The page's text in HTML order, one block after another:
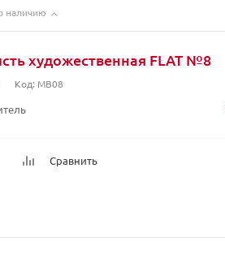
наличию
художественная FLAT №8
Код: MB08
Сравнить